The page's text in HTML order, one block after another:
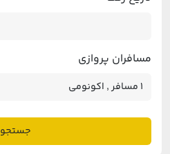
مسافران پروازی
جستجو